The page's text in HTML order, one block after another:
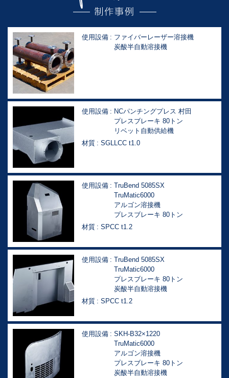
使用設備
ファイバーレーザー溶接機
炭酸半自動溶接機
使用設備
NCパンチングプレス 村田
プレスブレーキ 80トン
リベット自動供給機
材質
SGLLCC t1.0
使用設備
TruBend 5085SX
TruMatic6000
アルゴン溶接機
プレスブレーキ 80トン
材質
SPCC t1.2
使用設備
TruBend 5085SX
TruMatic6000
プレスブレーキ 80トン
炭酸半自動溶接機
材質
SPCC t1.2
使用設備
SKH-B32×1220
TruMatic6000
アルゴン溶接機
プレスブレーキ 80トン
炭酸半自動溶接機